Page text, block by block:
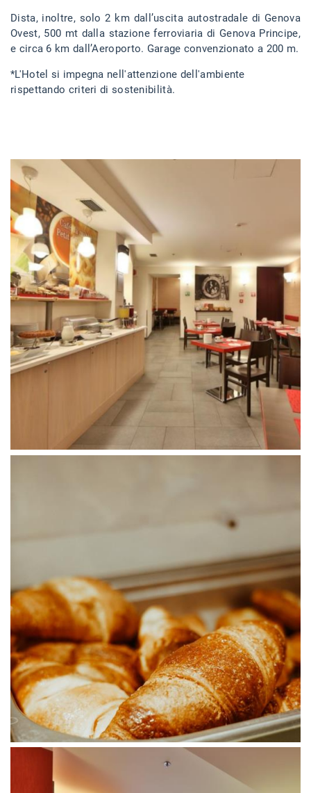
Dista, inoltre, solo 2 km dall’uscita autostradale di Genova
Ovest, 500 mt dalla stazione ferroviaria di Genova Principe,
e circa 6 km dall’Aeroporto. Garage convenzionato a 200 m.
*L'Hotel si impegna nell'attenzione dell'ambiente
rispettando criteri di sostenibilità.